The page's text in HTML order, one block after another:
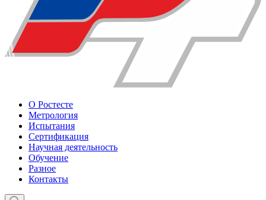
О Ростесте
Метрология
Испытания
Сертификация
Научная деятельность
Обучение
Разное
Контакты